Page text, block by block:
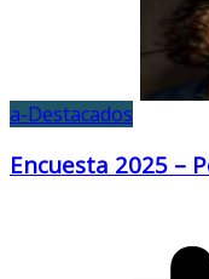
a-Destacados
Encuesta 2025 –